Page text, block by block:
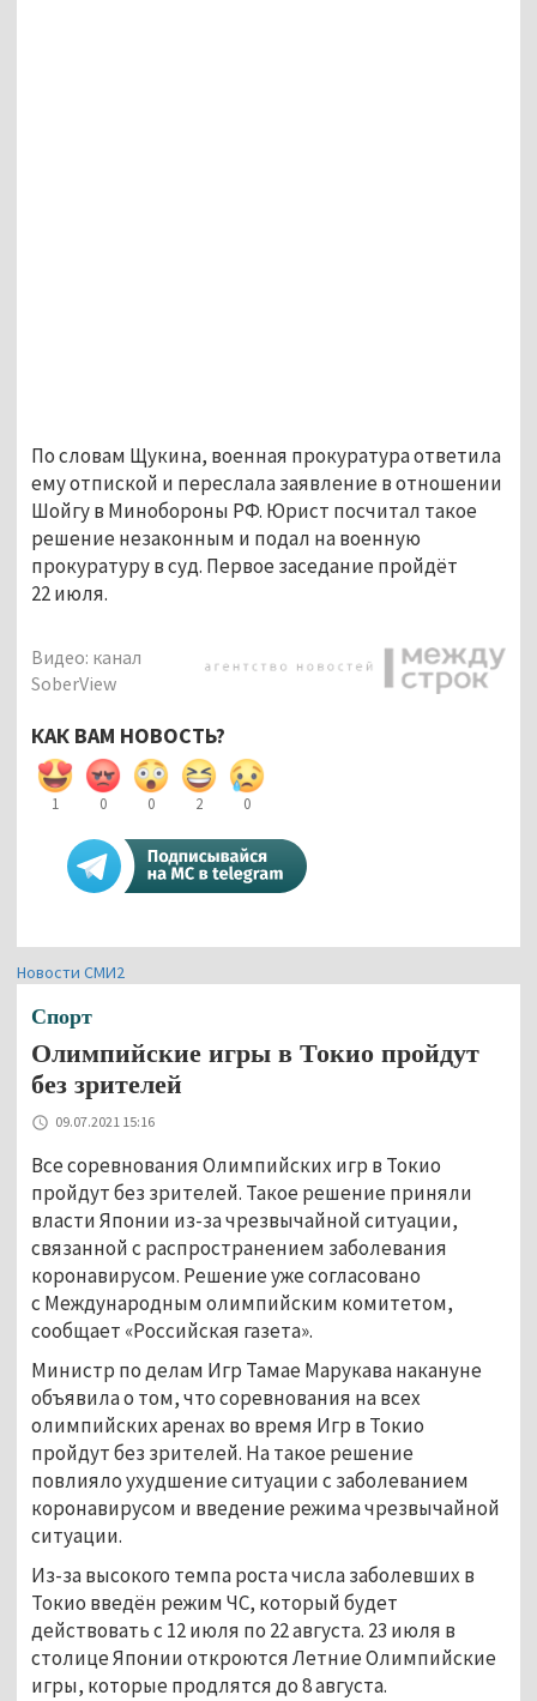
По словам Щукина, военная прокуратура ответила
ему отпиской и переслала заявление в отношении
Шойгу в Минобороны РФ. Юрист посчитал такое
решение незаконным и подал на военную
прокуратуру в суд. Первое заседание пройдёт
22 июля.
Видео: канал
SoberView
КАК ВАМ НОВОСТЬ?
1 0 0 2 0
Новости СМИ2
Спорт
Олимпийские игры в Токио пройдут
без зрителей
09.07.2021 15:16
Все соревнования Олимпийских игр в Токио
пройдут без зрителей. Такое решение приняли
власти Японии из-за чрезвычайной ситуации,
связанной с распространением заболевания
коронавирусом. Решение уже согласовано
с Международным олимпийским комитетом,
сообщает «Российская газета».
Министр по делам Игр Тамае Марукава накануне
объявила о том, что соревнования на всех
олимпийских аренах во время Игр в Токио
пройдут без зрителей. На такое решение
повлияло ухудшение ситуации с заболеванием
коронавирусом и введение режима чрезвычайной
ситуации.
Из-за высокого темпа роста числа заболевших в
Токио введён режим ЧС, который будет
действовать с 12 июля по 22 августа. 23 июля в
столице Японии откроются Летние Олимпийские
игры, которые продлятся до 8 августа.